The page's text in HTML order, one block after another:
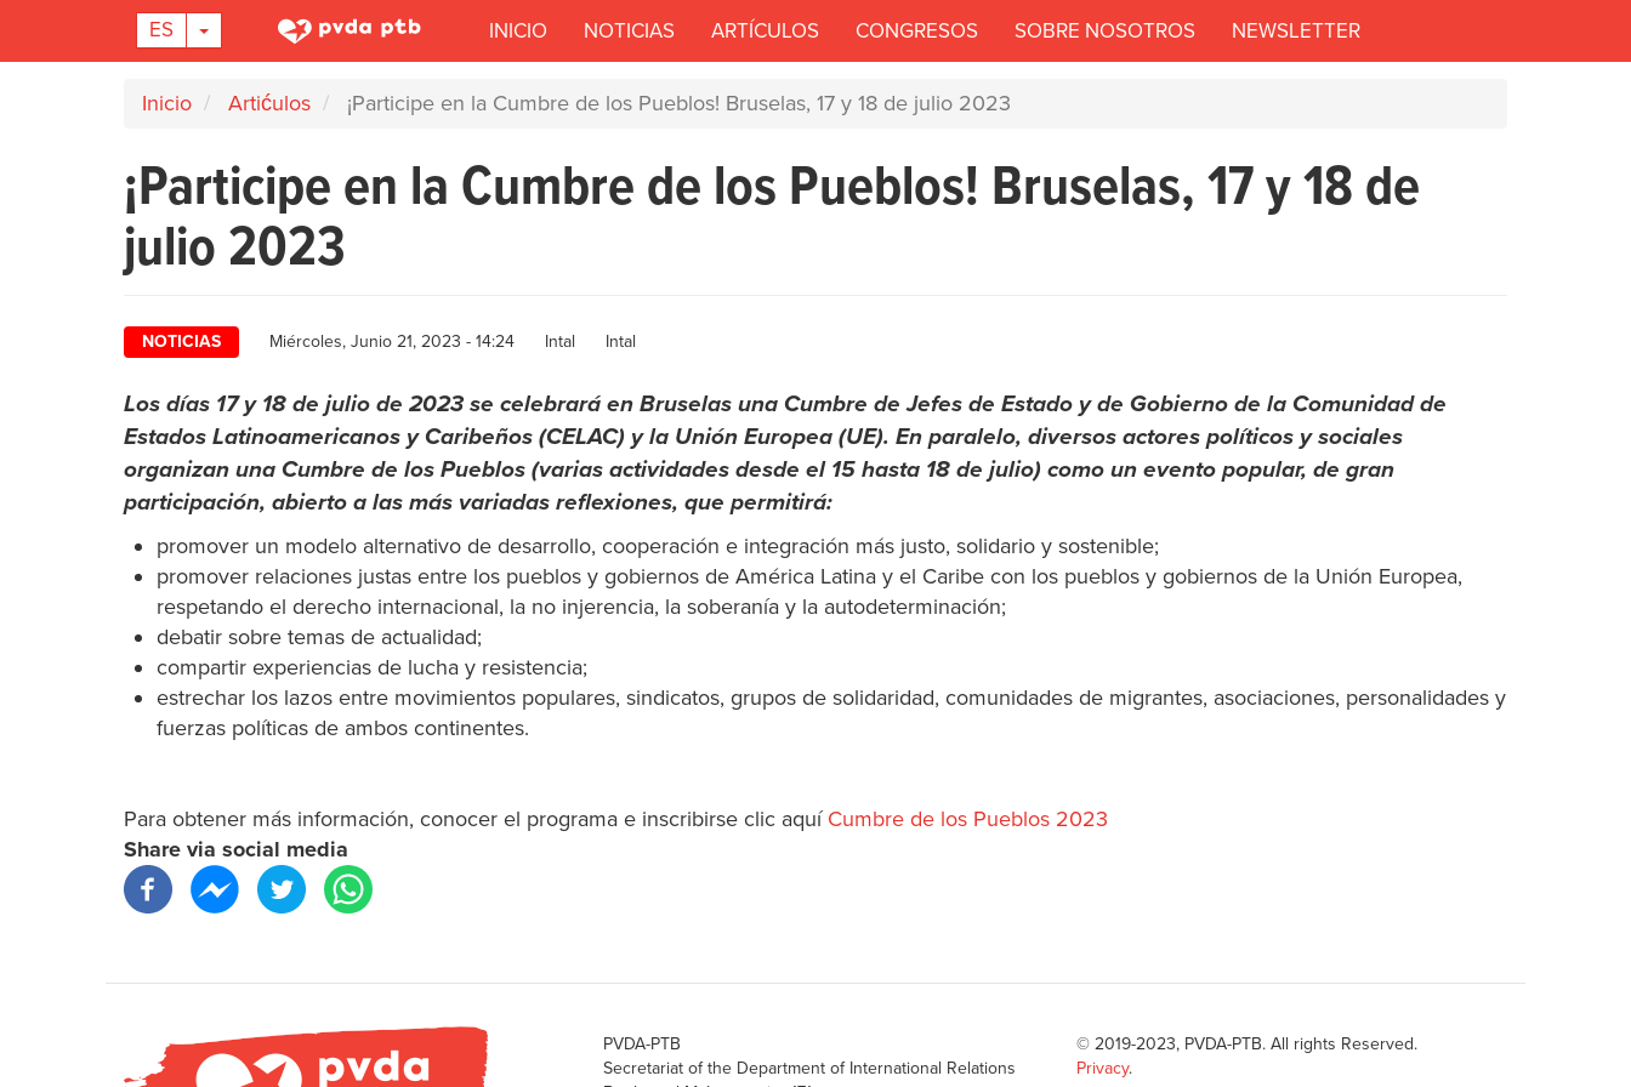
ES TOGGLE DROPDOWN
Main
navigation
INICIO NOTICIAS ARTÍCULOS CONGRESOS SOBRE NOSOTROS NEWSLETTER
Inicio Artićulos ¡Participe en la Cumbre de los Pueblos! Bruselas, 17 y 18 de julio 2023
¡Participe en la Cumbre de los Pueblos! Bruselas, 17 y 18 de
julio 2023
NOTICIAS Miércoles, Junio 21, 2023 - 14:24 Author
Intal Intal
Los días 17 y 18 de julio de 2023 se celebrará en Bruselas una Cumbre de Jefes de Estado y de Gobierno de la Comunidad de
Estados Latinoamericanos y Caribeños (CELAC) y la Unión Europea (UE). En paralelo, diversos actores políticos y sociales
organizan una Cumbre de los Pueblos (varias actividades desde el 15 hasta 18 de julio) como un evento popular, de gran
participación, abierto a las más variadas reflexiones, que permitirá:
promover un modelo alternativo de desarrollo, cooperación e integración más justo, solidario y sostenible;
promover relaciones justas entre los pueblos y gobiernos de América Latina y el Caribe con los pueblos y gobiernos de la Unión Europea,
respetando el derecho internacional, la no injerencia, la soberanía y la autodeterminación;
debatir sobre temas de actualidad;
compartir experiencias de lucha y resistencia;
estrechar los lazos entre movimientos populares, sindicatos, grupos de solidaridad, comunidades de migrantes, asociaciones, personalidades y
fuerzas políticas de ambos continentes.
Para obtener más información, conocer el programa e inscribirse clic aquí Cumbre de los Pueblos 2023
Share via social media
PVDA-PTB
Secretariat of the Department of International Relations
© 2019-2023, PVDA-PTB. All rights Reserved.
Privacy.